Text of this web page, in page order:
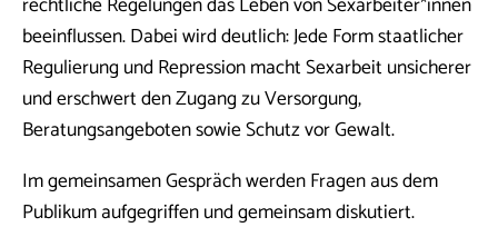
beeinflussen. Dabei wird deutlich: Jede Form staatlicher
Regulierung und Repression macht Sexarbeit unsicherer
und erschwert den Zugang zu Versorgung,
Beratungsangeboten sowie Schutz vor Gewalt.
Im gemeinsamen Gespräch werden Fragen aus dem
Publikum aufgegriffen und gemeinsam diskutiert.